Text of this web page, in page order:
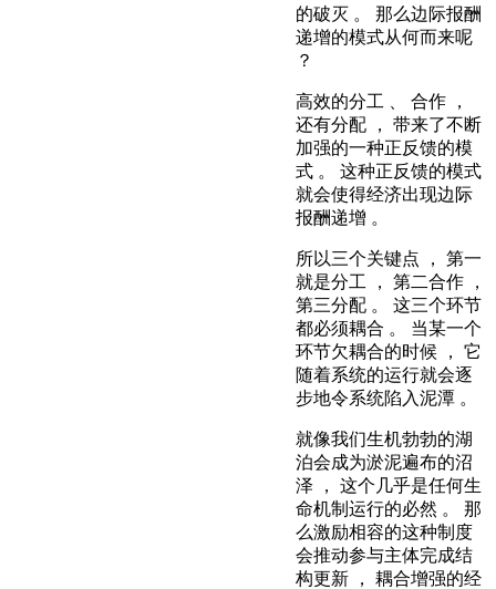
的破灭 。 那么边际报酬
递增的模式从何而来呢
？
高效的分工 、 合作 ，
还有分配 ， 带来了不断
加强的一种正反馈的模
式 。 这种正反馈的模式
就会使得经济出现边际
报酬递增 。
所以三个关键点 ， 第一
就是分工 ， 第二合作 ，
第三分配 。 这三个环节
都必须耦合 。 当某一个
环节欠耦合的时候 ， 它
随着系统的运行就会逐
步地令系统陷入泥潭 。
就像我们生机勃勃的湖
泊会成为淤泥遍布的沼
泽 ， 这个几乎是任何生
命机制运行的必然 。 那
么激励相容的这种制度
会推动参与主体完成结
构更新 ， 耦合增强的经